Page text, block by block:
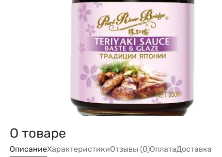
О товаре
ОписаниеХарактеристикиОтзывы (0)ОплатаДоставка